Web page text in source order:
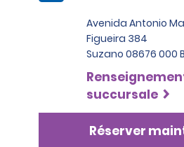
Avenida Antonio
Figueira 384
Suzano 08676 000
succursale
Réserver